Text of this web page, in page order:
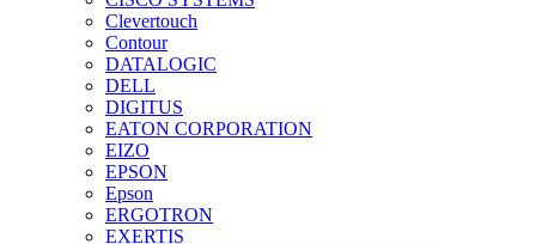
Clevertouch
Contour
DATALOGIC
DELL
DIGITUS
EATON CORPORATION
EIZO
EPSON
Epson
ERGOTRON
EXERTIS